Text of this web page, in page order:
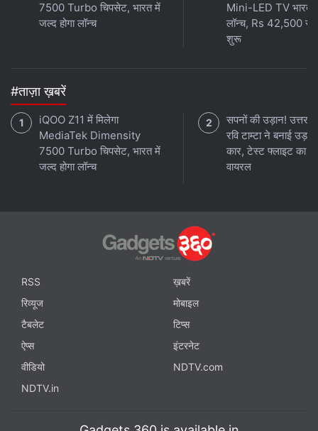
7500 Turbo चिपसेट, भारत में
जल्द होगा लॉन्च
Mini-LED TV भारत
लॉन्च, Rs 42,500 से
शुरू
#ताज़ा ख़बरें
iQOO Z11 में मिलेगा
MediaTek Dimensity
7500 Turbo चिपसेट, भारत में
जल्द होगा लॉन्च
सपनों की उड़ान!
रवि टाम्टा ने बनाई उड़ने
कार, टेस्ट फ्लाइट का
वायरल
RSS
ख़बरें
रिव्यूज
मोबाइल
टैबलेट
टिप्स
ऐप्स
इंटरनेट
वीडियो
NDTV.com
NDTV.in